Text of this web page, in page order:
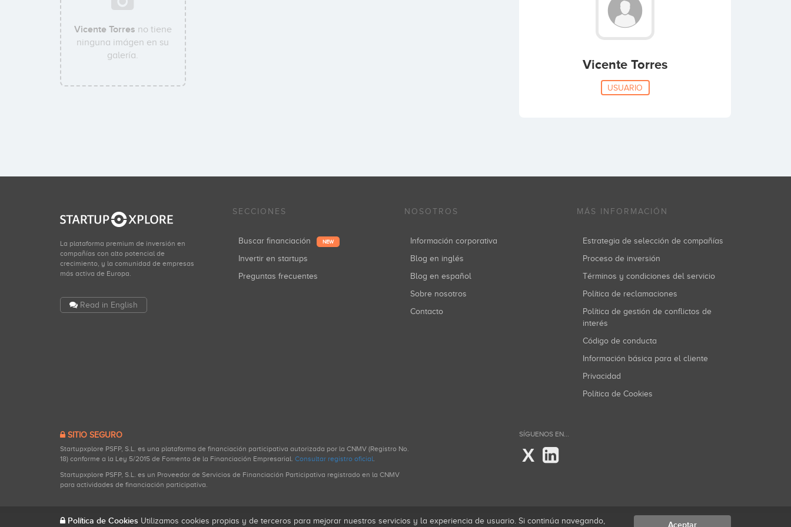
Vicente Torres no tiene
ninguna imágen en su
galería.
Vicente Torres
USUARIO
La plataforma premium de inversión en
compañías con alto potencial de
crecimiento, y la comunidad de empresas
más activa de Europa.
Read in English
SECCIONES
Buscar financiación NEW
Invertir en startups
Preguntas frecuentes
NOSOTROS
Información corporativa
Blog en inglés
Blog en español
Sobre nosotros
Contacto
MÁS INFORMACIÓN
Estrategia de selección de compañías
Proceso de inversión
Términos y condiciones del servicio
Política de reclamaciones
Política de gestión de conflictos de
interés
Código de conducta
Información básica para el cliente
Privacidad
Política de Cookies
SITIO SEGURO
Startupxplore PSFP, S.L. es una plataforma de financiación participativa autorizada por la CNMV (Registro No.
18) conforme a la Ley 5/2015 de Fomento de la Financiación Empresarial. Consultar registro oficial.
Startupxplore PSFP, S.L. es un Proveedor de Servicios de Financiación Participativa registrado en la CNMV
para actividades de financiación participativa.
SÍGUENOS EN...
X
Política de Cookies Utilizamos cookies propias y de terceros para mejorar nuestros servicios y la experiencia de usuario. Si continúa navegando, Aceptar